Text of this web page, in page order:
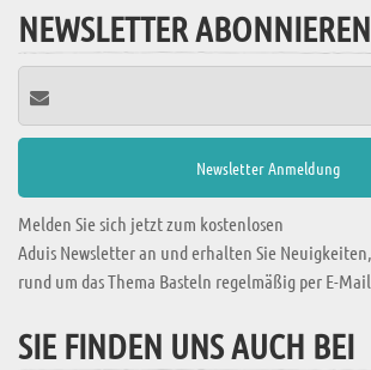
NEWSLETTER ABONNIEREN
Melden Sie sich jetzt zum kostenlosen
Aduis Newsletter an und erhalten Sie
rund um das Thema Basteln regelmäßig per E-
SIE FINDEN UNS AUCH BEI